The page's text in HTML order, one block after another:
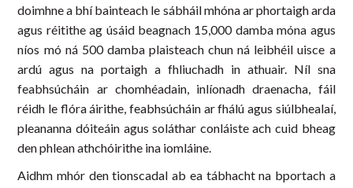
doimhne a bhí bainteach le sábháil mhóna ar phortaigh arda
agus réitithe ag úsáid beagnach 15,000 damba móna agus
níos mó ná 500 damba plaisteach chun ná leibhéil uisce a
ardú agus na portaigh a fhliuchadh in athuair. Níl sna
feabhsúcháin ar chomhéadain, inlíonadh draenacha, fáil
réidh le flóra áirithe, feabhsúcháin ar fhálú agus siúlbhealaí,
pleananna dóiteáin agus soláthar conláiste ach cuid bheag
den phlean athchóirithe ina iomláine.
Aidhm mhór den tionscadal ab ea tábhacht na bportach a